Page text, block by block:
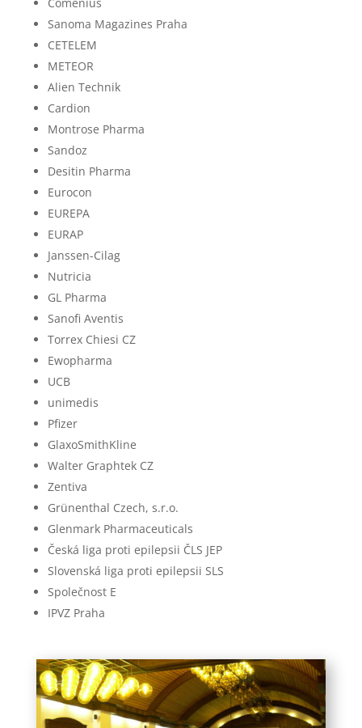
Sanoma Magazines Praha
CETELEM
METEOR
Alien Technik
Cardion
Montrose Pharma
Sandoz
Desitin Pharma
Eurocon
EUREPA
EURAP
Janssen-Cilag
Nutricia
GL Pharma
Sanofi Aventis
Torrex Chiesi CZ
Ewopharma
UCB
unimedis
Pfizer
GlaxoSmithKline
Walter Graphtek CZ
Zentiva
Grünenthal Czech, s.r.o.
Glenmark Pharmaceuticals
Česká liga proti epilepsii ČLS JEP
Slovenská liga proti epilepsii SLS
Společnost E
IPVZ Praha